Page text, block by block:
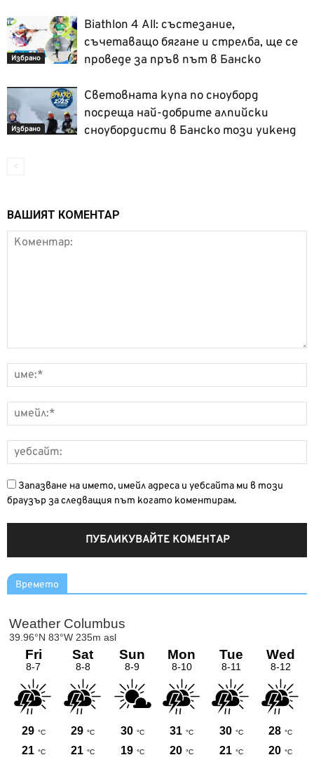
Избрано
Biathlon 4 Аll: състезание,
съчетаващо бягане и стрелба, ще се
проведе за пръв път в Банско
Избрано
Световната купа по сноуборд
посреща най-добрите алпийски
сноубордисти в Банско този уикенд
ВАШИЯТ КОМЕНТАР
Запазване на името, имейл адреса и уебсайта ми в този
браузър за следващия път когато коментирам.
Времето